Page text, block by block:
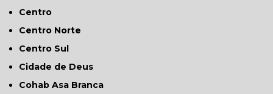
Centro
Centro Norte
Centro Sul
Cidade de Deus
Cohab Asa Branca